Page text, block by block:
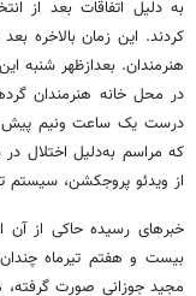
به دلیل اتفاقات بعد از
هنرمندان. بعدازظهر شنبه
در محل خانه هنرمندان
درست یک ساعت ونیم پیش از
که مراسم به‌دلیل اختلال
از ویدئو پروجکشن،
خبرهای رسیده حاکی از
بیست و هفتم تیرماه
مجید جوزانی صورت